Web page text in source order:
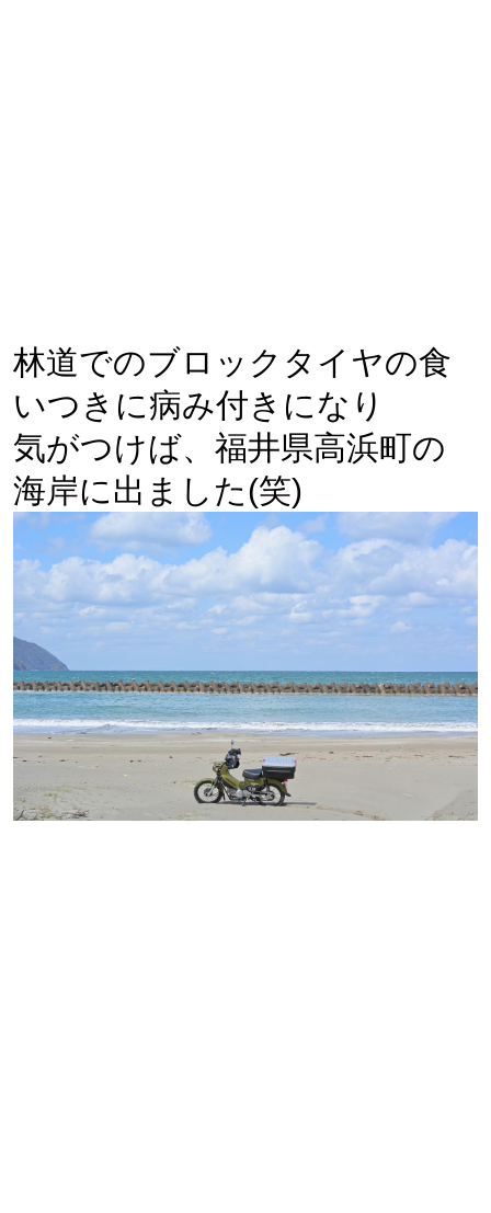
林道でのブロックタイヤの食
いつきに病み付きになり
気がつけば、福井県高浜町の
海岸に出ました(笑)